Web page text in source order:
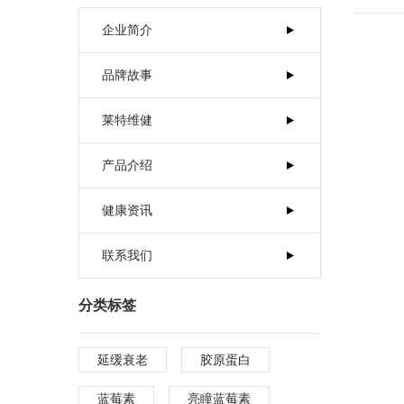
企业简介
品牌故事
莱特维健
产品介绍
健康资讯
联系我们
分类标签
延缓衰老 胶原蛋白
蓝莓素 亮瞳蓝莓素